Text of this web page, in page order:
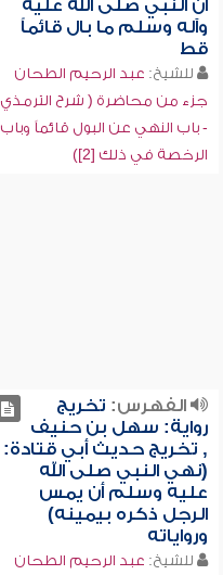
أن النبي صلى الله عليه
وآله وسلم ما بال قائماً
قط
للشيخ: عبد الرحيم الطحان
جزء من محاضرة ( شرح الترمذي
- باب النهي عن البول قائماً وباب
الرخصة في ذلك [2])
الفهرس: تخريج
رواية: سهل بن حنيف
, تخريج حديث أبي قتادة:
(نهي النبي صلى الله
عليه وسلم أن يمس
الرجل ذكره بيمينه)
ورواياته
للشيخ: عبد الرحيم الطحان